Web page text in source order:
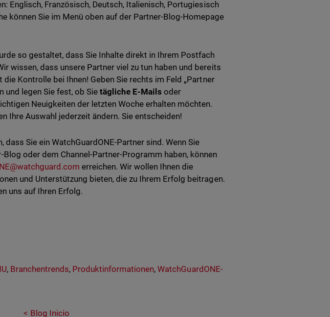
Englisch, Französisch, Deutsch, Italienisch, Portugiesisch
können Sie im Menü oben auf der Partner-Blog-Homepage
so gestaltet, dass Sie Inhalte direkt in Ihrem Postfach
wissen, dass unsere Partner viel zu tun haben und bereits
Kontrolle bei Ihnen! Geben Sie rechts im Feld „Partner
und legen Sie fest, ob Sietägliche E-Mails oder
Neuigkeiten der letzten Woche erhalten möchten.
Ihre Auswahl jederzeit ändern. Sie entscheiden!
Sie ein WatchGuardONE-Partner sind. Wenn Sie
Blog oder dem Channel-Partner-Programm haben, können
erreichen. Wir wollen Ihnen die
und Unterstützung bieten, die zu Ihrem Erfolg beitragen.
uns auf Ihren Erfolg.
, Branchentrends, Produktinformationen,WatchGuardONE-
Blog Inicio